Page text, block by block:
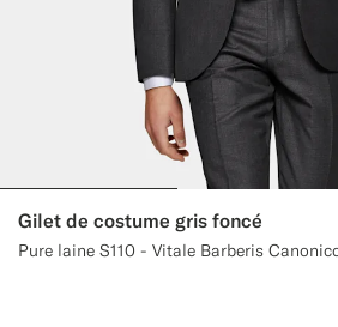
Gilet de costume gris foncé
Pure laine S110 - Vitale Barberis